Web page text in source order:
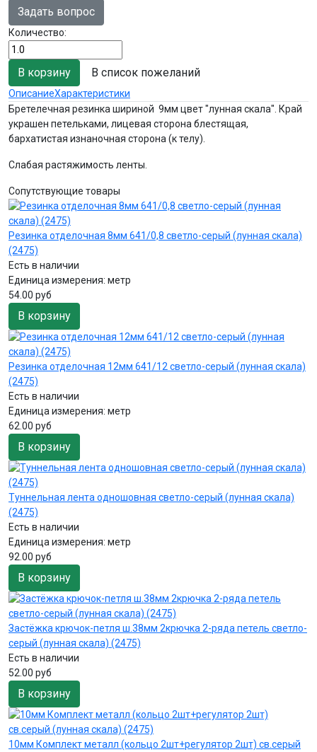
Задать вопрос
Количество:
В список пожеланий
ОписаниеХарактеристики
Бретелечная резинка шириной 9мм цвет "лунная скала". Край
украшен петельками, лицевая сторона блестящая,
бархатистая изнаночная сторона (к телу).
Слабая растяжимость ленты.
Сопутствующие товары
Резинка отделочная 8мм 641/0,8 светло-серый (лунная скала)
(2475)
Есть в наличии
Единица измерения: метр
54.00 руб
В корзину
Резинка отделочная 12мм 641/12 светло-серый (лунная скала)
(2475)
Есть в наличии
Единица измерения: метр
62.00 руб
В корзину
Туннельная лента одношовная светло-серый (лунная скала)
(2475)
Есть в наличии
Единица измерения: метр
92.00 руб
В корзину
Застёжка крючок-петля ш.38мм 2крючка 2-ряда петель светло-
серый (лунная скала) (2475)
Есть в наличии
52.00 руб
В корзину
10мм Комплект металл (кольцо 2шт+регулятор 2шт) св.серый